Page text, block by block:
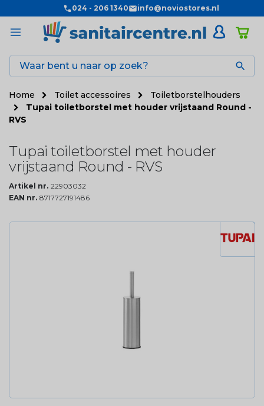
024 - 206 1340 info@noviostores.nl

Home Toilet accessoires
Toiletborstelhouders
Tupai toiletborstel met houder vrijstaand Round -
RVS
Tupai toiletborstel met houder
vrijstaand Round - RVS
Artikel nr. 22903032
EAN nr. 8717727191486